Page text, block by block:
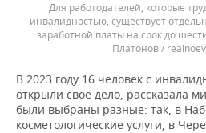
Для работодателей, которые
инвалидностью, существует
заработной платы на срок до
Платонов /
В 2023 году 16 человек с
открыли свое дело, рассказала
были выбраны разные: так, в
косметологические услуги, в